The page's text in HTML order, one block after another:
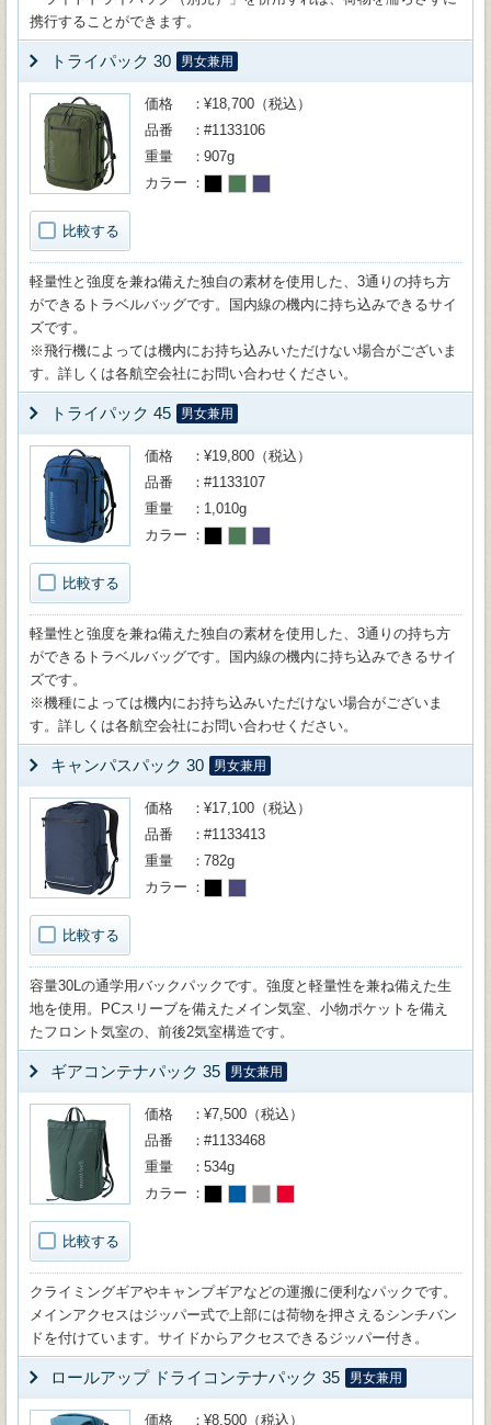
携行することができます。
トライパック 30 男女兼用
比較する
価格
¥18,700（税込）
品番
#1133106
重量
907g
カラー
軽量性と強度を兼ね備えた独自の素材を使用した、3通りの持ち方
ができるトラベルバッグです。国内線の機内に持ち込みできるサイ
ズです。
※飛行機によっては機内にお持ち込みいただけない場合がございま
す。詳しくは各航空会社にお問い合わせください。
トライパック 45 男女兼用
比較する
価格
¥19,800（税込）
品番
#1133107
重量
1,010g
カラー
軽量性と強度を兼ね備えた独自の素材を使用した、3通りの持ち方
ができるトラベルバッグです。国内線の機内に持ち込みできるサイ
ズです。
※機種によっては機内にお持ち込みいただけない場合がございま
す。詳しくは各航空会社にお問い合わせください。
キャンパスパック 30 男女兼用
比較する
価格
¥17,100（税込）
品番
#1133413
重量
782g
カラー
容量30Lの通学用バックパックです。強度と軽量性を兼ね備えた生
地を使用。PCスリーブを備えたメイン気室、小物ポケットを備え
たフロント気室の、前後2気室構造です。
ギアコンテナパック 35 男女兼用
比較する
価格
¥7,500（税込）
品番
#1133468
重量
534g
カラー
クライミングギアやキャンプギアなどの運搬に便利なパックです。
メインアクセスはジッパー式で上部には荷物を押さえるシンチバン
ドを付けています。サイドからアクセスできるジッパー付き。
ロールアップ ドライコンテナパック 35 男女兼用
価格 ¥8,500（税込）